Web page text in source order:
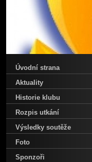
Úvodní strana
Aktuality
Historie klubu
Rozpis utkání
Výsledky soutěže
Foto
Sponzoři